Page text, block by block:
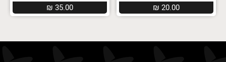
₪ 20.00
₪ 35.00